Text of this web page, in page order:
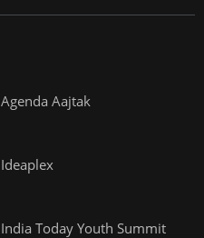
Agenda Aajtak
Ideaplex
India Today Youth Summit